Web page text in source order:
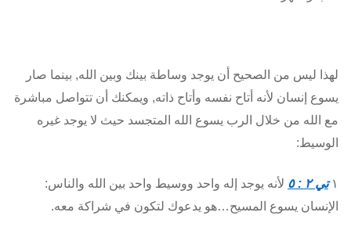
لهذا ليس من الصحيح أن يوجد وساطة بينك وبين الله, بينما صار
يسوع إنسان لأنه أتاح نفسه وأتاح ذاته, ويمكنك أن تتواصل مباشرة
مع الله من خلال الرب يسوع الله المتجسد حيث لا يوجد غيره
الوسيط:
١ تي ٢ : ٥
لأنه يوجد إله واحد ووسيط واحد بين الله والناس:
الإنسان يسوع المسيح…هو يدعوك لتكون في شراكة معه.